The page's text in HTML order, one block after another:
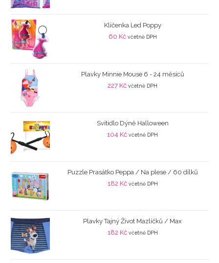
Klíčenka Led Poppy
60 Kč včetně DPH
Plavky Minnie Mouse 6 - 24 měsíců
227 Kč včetně DPH
Svítidlo Dýně Halloween
104 Kč včetně DPH
Puzzle Prasátko Peppa / Na plese / 60 dílků
182 Kč včetně DPH
Plavky Tajný Život Mazlíčků / Max
182 Kč včetně DPH